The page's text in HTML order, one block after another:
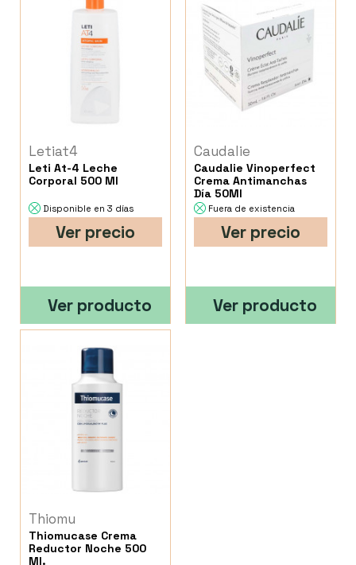
Letiat4
Leti At-4 Leche
Corporal 500 Ml
Disponible en 3 días
Ver precio
Ver producto
Caudalie
Caudalie Vinoperfect
Crema Antimanchas
Día 50Ml
Fuera de existencia
Ver precio
Ver producto
Thiomu
Thiomucase Crema
Reductor Noche 500
Ml.